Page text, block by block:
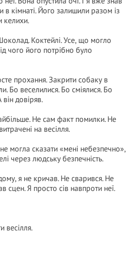
в кімнаті. Його залишили разом із
келихи.
Коктейлі. Усе, що могло
чого його потрібно було
прохання. Закрити собаку в
Бо веселилися. Бо сміялися. Бо
довіряв.
Не сам факт помилки. Не
на весілля.
могла сказати «мені небезпечно»,
через людську безпечність.
я не кричав. Не сварився. Не
сцен. Я просто сів навпроти неї.
весілля.